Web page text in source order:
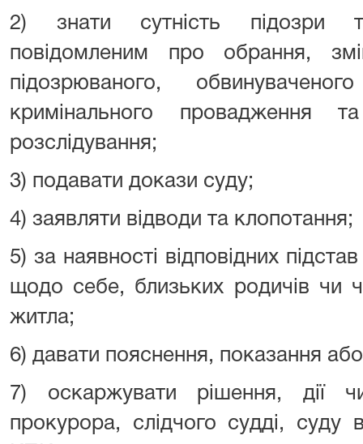
2) знати сутність підозри
повідомленим про обрання,
підозрюваного,
кримінального провадження
розслідування;
3) подавати докази суду;
4) заявляти відводи та клопотання;
5) за наявності відповідних
щодо себе, близьких родичів чи
житла;
6) давати пояснення, показання
7) оскаржувати рішення, дії чи
прокурора, слідчого судді, суду